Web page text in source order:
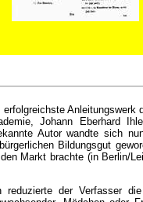
erfolgreichste
Johann Eberhard
Autor wandte sich
Bildungsgut
Markt brachte (in Berlin/
reduzierte der Verfasser